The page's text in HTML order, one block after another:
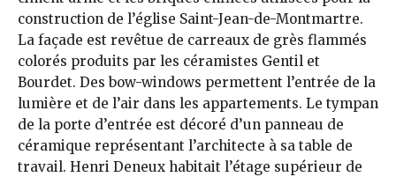
construction de l’église Saint-Jean-de-Montmartre.
La façade est revêtue de carreaux de grès flammés
colorés produits par les céramistes Gentil et
Bourdet. Des bow-windows permettent l’entrée de la
lumière et de l’air dans les appartements. Le tympan
de la porte d’entrée est décoré d’un panneau de
céramique représentant l’architecte à sa table de
travail. Henri Deneux habitait l’étage supérieur de